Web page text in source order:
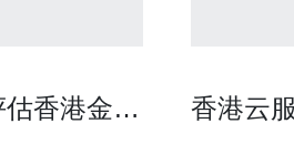
香港金融
香港云